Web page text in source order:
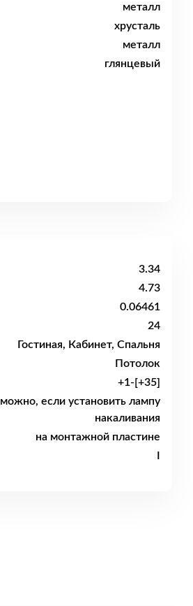
металл
хрусталь
металл
глянцевый
3.34
4.73
0.06461
24
Гостиная, Кабинет, Спальня
Потолок
+1-[+35]
можно, если установить лампу
накаливания
на монтажной пластине
I